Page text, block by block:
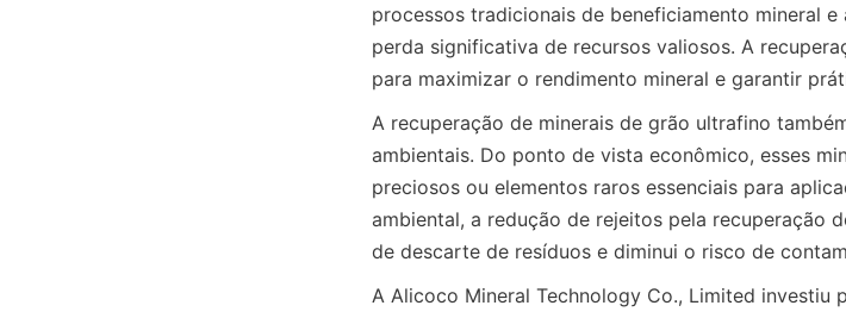
processos tradicionais de beneficiamento mineral
perda significativa de recursos valiosos. A
A recuperação de minerais de grão ultrafino
ambientais. Do ponto de vista econômico, esses
preciosos ou elementos raros essenciais para
ambiental, a redução de rejeitos pela recuperação
A Alicoco Mineral Technology Co., Limited investiu